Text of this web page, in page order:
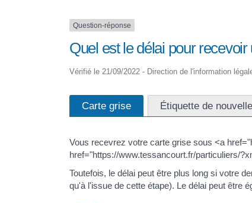
Question-réponse
Quel est le délai pour
Vérifié le 21/09/2022 - Direction de l'information
Carte grise Étiquette de
Vous recevrez votre carte grise sous <a
href="https://www.tessancourt.fr/particuliers/
Toutefois, le délai peut être plus long si votre
qu'à l'issue de cette étape). Le délai peut être